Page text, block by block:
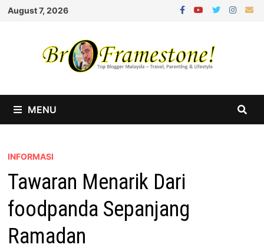
Skip
August 7, 2026
MENU
INFORMASI
Tawaran Menarik Dari
foodpanda Sepanjang
Ramadan